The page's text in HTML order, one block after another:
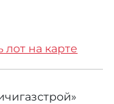
лот на карте